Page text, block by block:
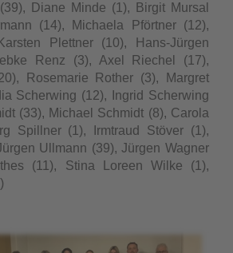
Diane Minde (1), Birgit Mursal
(14), Michaela Pförtner (12),
Plettner (10), Hans-Jürgen
Renz (3), Axel Riechel (17),
Rosemarie Rother (3), Margret
Scherwing (12), Ingrid Scherwing
(33), Michael Schmidt (8), Carola
Spillner (1), Irmtraud Stöver (1),
Ullmann (39), Jürgen Wagner
(11), Stina Loreen Wilke (1),